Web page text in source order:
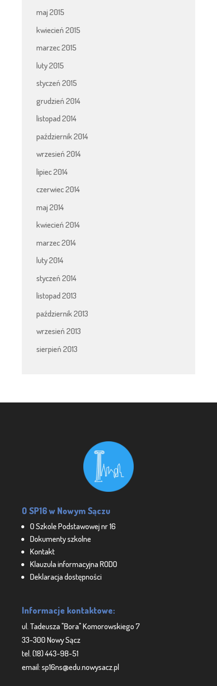
maj 2015
kwiecień 2015
marzec 2015
luty 2015
styczeń 2015
grudzień 2014
listopad 2014
październik 2014
wrzesień 2014
lipiec 2014
czerwiec 2014
maj 2014
kwiecień 2014
marzec 2014
luty 2014
styczeń 2014
listopad 2013
październik 2013
wrzesień 2013
sierpień 2013
O SP16 w Nowym Sączu
O Szkole Podstawowej nr 16
Dokumenty szkolne
Kontakt
Klauzula informacyjna RODO
Deklaracja dostępności
Informacje kontaktowe:
ul. Tadeusza "Bora" Komorowskiego 7
33-300 Nowy Sącz
tel. (18) 443-98-51
email: sp16ns@edu.nowysacz.pl